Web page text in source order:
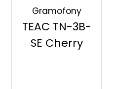
Gramofony
TEAC TN-3B-
SE Cherry